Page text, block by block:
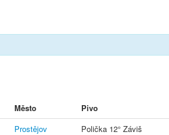
Město Pivo
Prostějov Polička 12° Záviš